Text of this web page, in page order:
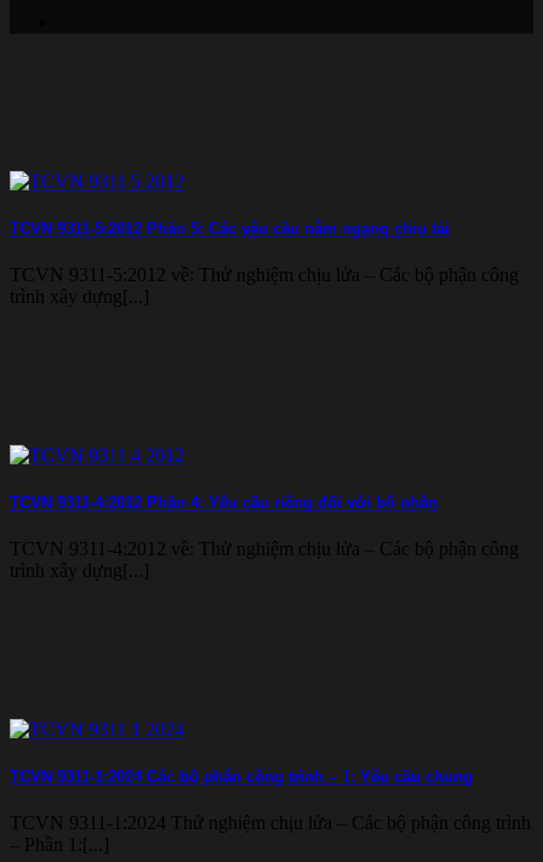
TCVN 9311-5:2012 Phần 5: Các yêu cầu nằm ngang chịu tải
TCVN 9311-5:2012 về: Thử nghiệm chịu lửa – Các bộ phận công
trình xây dựng[...]
TCVN 9311-4:2012 Phần 4: Yêu cầu riêng đối với bộ phận
TCVN 9311-4:2012 về: Thử nghiệm chịu lửa – Các bộ phận công
trình xây dựng[...]
TCVN 9311-1:2024 Các bộ phận công trình – 1: Yêu cầu chung
TCVN 9311-1:2024 Thử nghiệm chịu lửa – Các bộ phận công trình
– Phần 1:[...]